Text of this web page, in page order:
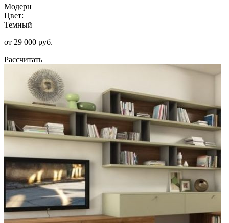
Модерн
Цвет:
Темный
от 29 000 руб.
Рассчитать